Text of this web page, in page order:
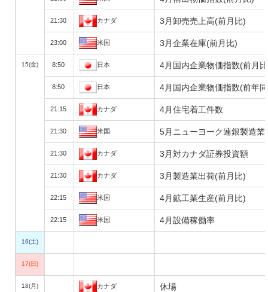
21:30 カナダ 3月卸売売上高(前月比)
23:00 米国 3月企業在庫(前月比)
15(金) 8:50 日本 4月国内企業物価指数(前月
8:50 日本 4月国内企業物価指数(前年
21:15 カナダ 4月住宅着工件数
21:30 米国 5月ニューヨーク連銀製造
21:30 カナダ 3月対カナダ証券投資額
21:30 カナダ 3月製造業出荷(前月比)
22:15 米国 4月鉱工業生産(前月比)
22:15 米国 4月設備稼働率
16(土)
17(日)
18(月) カナダ 休場